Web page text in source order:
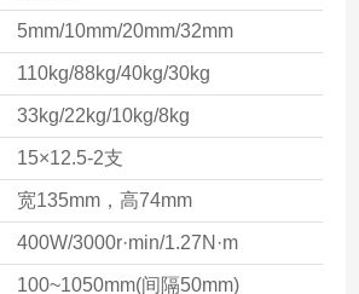
5mm/10mm/20mm/32mm
110kg/88kg/40kg/30kg
33kg/22kg/10kg/8kg
15×12.5-2支
宽135mm，高74mm
400W/3000r·min/1.27N·m
100~1050mm(间隔50mm)